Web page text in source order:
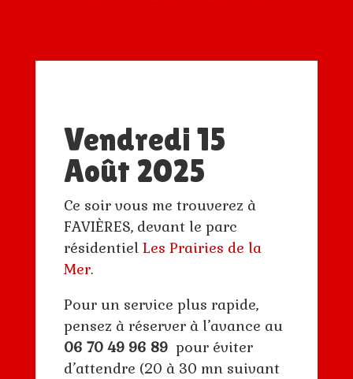
Vendredi 15
Août 2025
Ce soir vous me trouverez à
FAVIÈRES, devant le parc
résidentiel Les Prairies de la
Mer.
Pour un service plus rapide,
pensez à réserver à l’avance au
06 70 49 96 89pour éviter
d’attendre (20 à 30 mn suivant